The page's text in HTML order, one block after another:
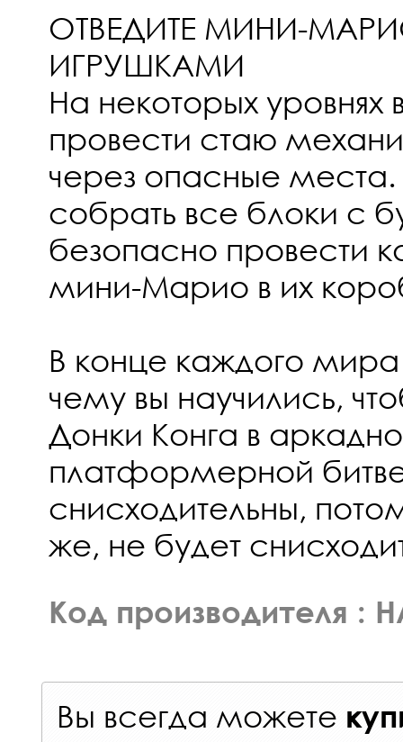
ОТВЕДИТЕ МИНИ-
ИГРУШКАМИ
На некоторых уровнях
провести стаю
через опасные
собрать все блоки с
безопасно провести
мини-Марио в их
В конце каждого мира
чему вы научились,
Донки Конга в
платформерной
снисходительны,
же, не будет
Код производителя :
Вы всегда можете